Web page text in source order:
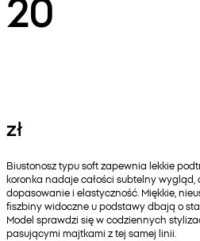
zł
Biustonosz typu soft zapewnia lekkie
koronka nadaje całości subtelny
dopasowanie i elastyczność. Miękkie,
fiszbiny widoczne u podstawy dbają o
Model sprawdzi się w codziennych
pasującymi majtkami z tej samej linii.